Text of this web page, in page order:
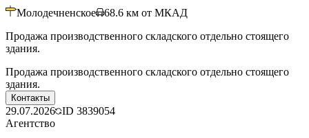
Молодечненское 68.6 км от МКАД
Продажа производственного складского отдельно стоящего
здания.
Продажа производственного складского отдельно стоящего
здания.
Контакты
29.07.2026 ID 3839054
Агентство